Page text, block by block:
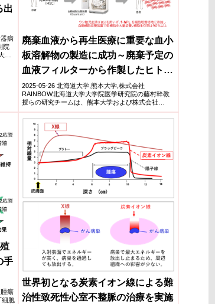
出
病
院
学
廃棄血液から再生医療に重要な血小
板溶解物の製造に成功～廃棄予定の
血液フィルターから作製したヒト血
小板溶解物が幹細胞培養の新たな選
択肢に～
2025-05-26 北海道大学,熊本大学,株式会社
RAINBOW北海道大学大学院医学研究院の藤村幹教
授らの研究チームは、熊本大学および株式会社
RAINBOWと...
手
瘍
細胞
世界初となる炭素イオン線による難
治性致死性心室不整脈の治療を実施